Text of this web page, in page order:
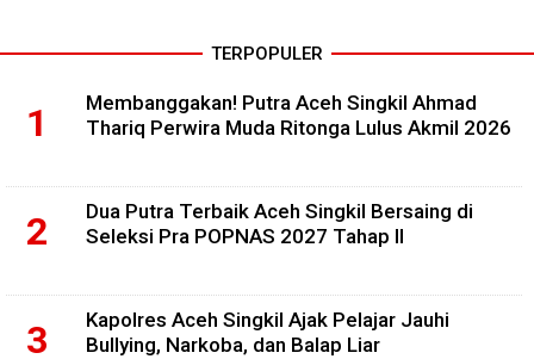
TERPOPULER
Membanggakan! Putra Aceh Singkil Ahmad
Thariq Perwira Muda Ritonga Lulus Akmil 2026
Dua Putra Terbaik Aceh Singkil Bersaing di
Seleksi Pra POPNAS 2027 Tahap II
Kapolres Aceh Singkil Ajak Pelajar Jauhi
Bullying, Narkoba, dan Balap Liar